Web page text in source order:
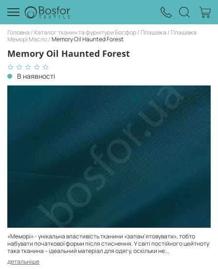
Головна Каталог тканин та фурнітури Босфор Плащівка
Плащівка
Меморі Масло Memory Oil Haunted Forest
Memory Oil Haunted Forest
В наявності
«Меморі» - унікальна властивість тканини «запам'ятовувати», тобто
набувати початкової форми після стиснення. У світі постійного цейтноту
така тканина – ідеальний матеріал для одягу, оскільки не...
детальніше